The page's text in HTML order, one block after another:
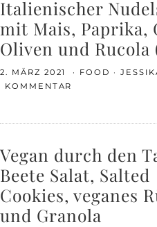
Italienischer
mit Mais, Paprika,
Oliven und Rucola
2. MÄRZ 2021 FOOD
KOMMENTAR
Vegan durch den
Beete Salat, Salted
Cookies, veganes
und Granola